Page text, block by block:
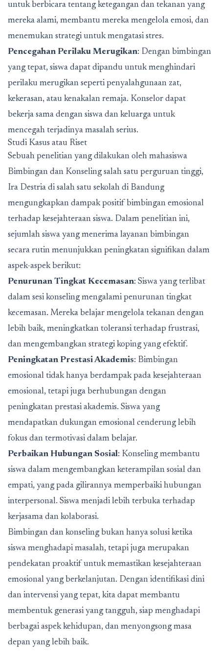
untuk berbicara tentang ketegangan dan tekanan yang
mereka alami, membantu mereka mengelola emosi, dan
menemukan strategi untuk mengatasi stres.
Pencegahan Perilaku Merugikan: Dengan bimbingan
yang tepat, siswa dapat dipandu untuk menghindari
perilaku merugikan seperti penyalahgunaan zat,
kekerasan, atau kenakalan remaja. Konselor dapat
bekerja sama dengan siswa dan keluarga untuk
mencegah terjadinya masalah serius.
Studi Kasus atau Riset
Sebuah penelitian yang dilakukan oleh mahasiswa
Bimbingan dan Konseling salah satu perguruan tinggi,
Ira Destria di salah satu sekolah di Bandung
mengungkapkan dampak positif bimbingan emosional
terhadap kesejahteraan siswa. Dalam penelitian ini,
sejumlah siswa yang menerima layanan bimbingan
secara rutin menunjukkan peningkatan signifikan dalam
aspek-aspek berikut:
Penurunan Tingkat Kecemasan: Siswa yang terlibat
dalam sesi konseling mengalami penurunan tingkat
kecemasan. Mereka belajar mengelola tekanan dengan
lebih baik, meningkatkan toleransi terhadap frustrasi,
dan mengembangkan strategi koping yang efektif.
Peningkatan Prestasi Akademis: Bimbingan
emosional tidak hanya berdampak pada kesejahteraan
emosional, tetapi juga berhubungan dengan
peningkatan prestasi akademis. Siswa yang
mendapatkan dukungan emosional cenderung lebih
fokus dan termotivasi dalam belajar.
Perbaikan Hubungan Sosial: Konseling membantu
siswa dalam mengembangkan keterampilan sosial dan
empati, yang pada gilirannya memperbaiki hubungan
interpersonal. Siswa menjadi lebih terbuka terhadap
kerjasama dan kolaborasi.
Bimbingan dan konseling bukan hanya solusi ketika
siswa menghadapi masalah, tetapi juga merupakan
pendekatan proaktif untuk memastikan kesejahteraan
emosional yang berkelanjutan. Dengan identifikasi dini
dan intervensi yang tepat, kita dapat membantu
membentuk generasi yang tangguh, siap menghadapi
berbagai aspek kehidupan, dan menyongsong masa
depan yang lebih baik.